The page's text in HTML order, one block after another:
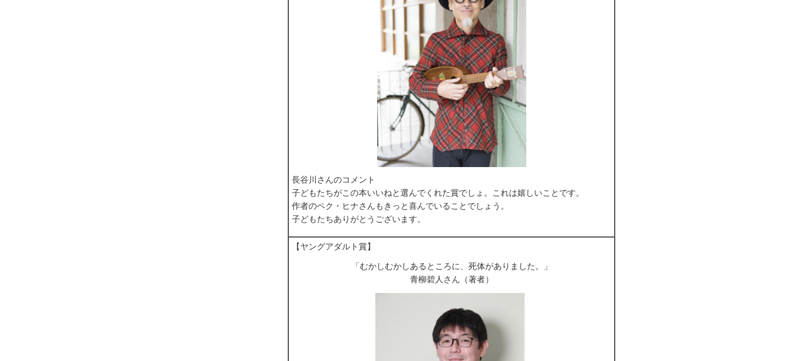
長谷川さんのコメント
子どもたちがこの本いいねと選んでくれた賞でしょ。これは嬉しいことです。
作者のペク・ヒナさんもきっと喜んでいることでしょう。
子どもたちありがとうございます。
【ヤングアダルト賞】
「むかしむかしあるところに、死体がありました。」
青柳碧人さん（著者）